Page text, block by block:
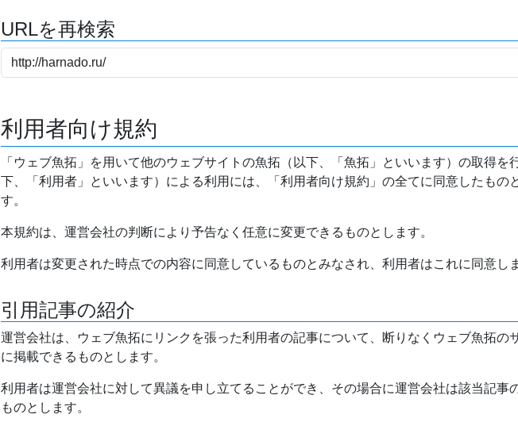
URLを再検索
利用者向け規約
「ウェブ魚拓」を用いて他のウェブサイトの魚拓（以下、「魚拓」といいます）の取得を
下、「利用者」といいます）による利用には、「利用者向け規約」の全てに同意したもの
す。
本規約は、運営会社の判断により予告なく任意に変更できるものとします。
利用者は変更された時点での内容に同意しているものとみなされ、利用者はこれに同意し
引用記事の紹介
運営会社は、ウェブ魚拓にリンクを張った利用者の記事について、断りなくウェブ魚拓の
に掲載できるものとします。
利用者は運営会社に対して異議を申し立てることができ、その場合に運営会社は該当記事
ものとします。